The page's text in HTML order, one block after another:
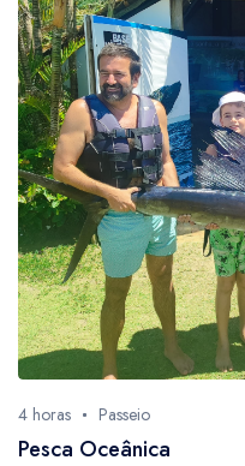
4 horas Passeio
Pesca Oceânica